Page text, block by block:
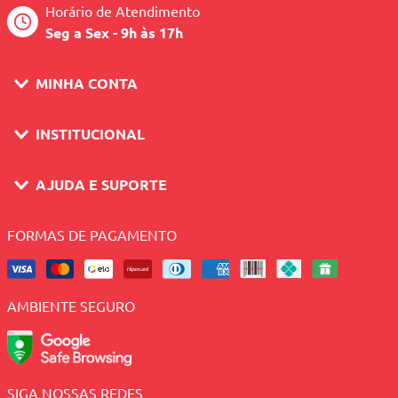
Horário de Atendimento
Seg a Sex - 9h às 17h
MINHA CONTA
INSTITUCIONAL
AJUDA E SUPORTE
FORMAS DE PAGAMENTO
AMBIENTE SEGURO
SIGA NOSSAS REDES